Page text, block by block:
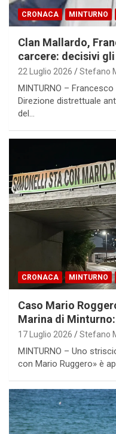
CRONACA MINTURNO
Clan Mallardo,
carcere: decisivi
22 Luglio 2026 Stefano
MINTURNO –
Direzione distrettuale
del…
CRONACA MINTURNO
Caso Mario
Marina di
17 Luglio 2026 Stefano
MINTURNO – Uno
con Mario Ruggero» è